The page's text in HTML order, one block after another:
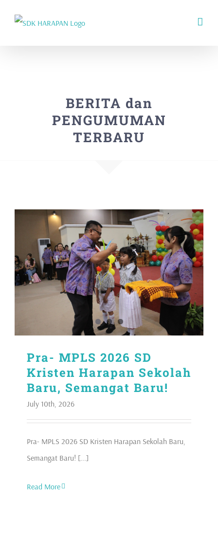
BERITA dan
PENGUMUMAN
TERBARU
Pra- MPLS 2026 SD
Kristen Harapan Sekolah
Baru, Semangat Baru!
July 10th, 2026
Pra- MPLS 2026 SD Kristen Harapan Sekolah Baru,
Semangat Baru! [...]
Read More